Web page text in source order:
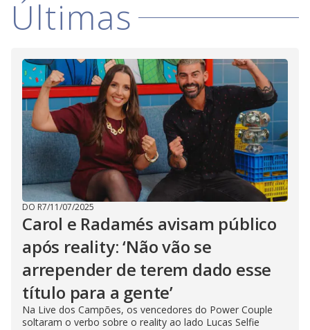
Últimas
DO R7/11/07/2025
Carol e Radamés avisam público
após reality: ‘Não vão se
arrepender de terem dado esse
título para a gente’
Na Live dos Campões, os vencedores do Power Couple
soltaram o verbo sobre o reality ao lado Lucas Selfie